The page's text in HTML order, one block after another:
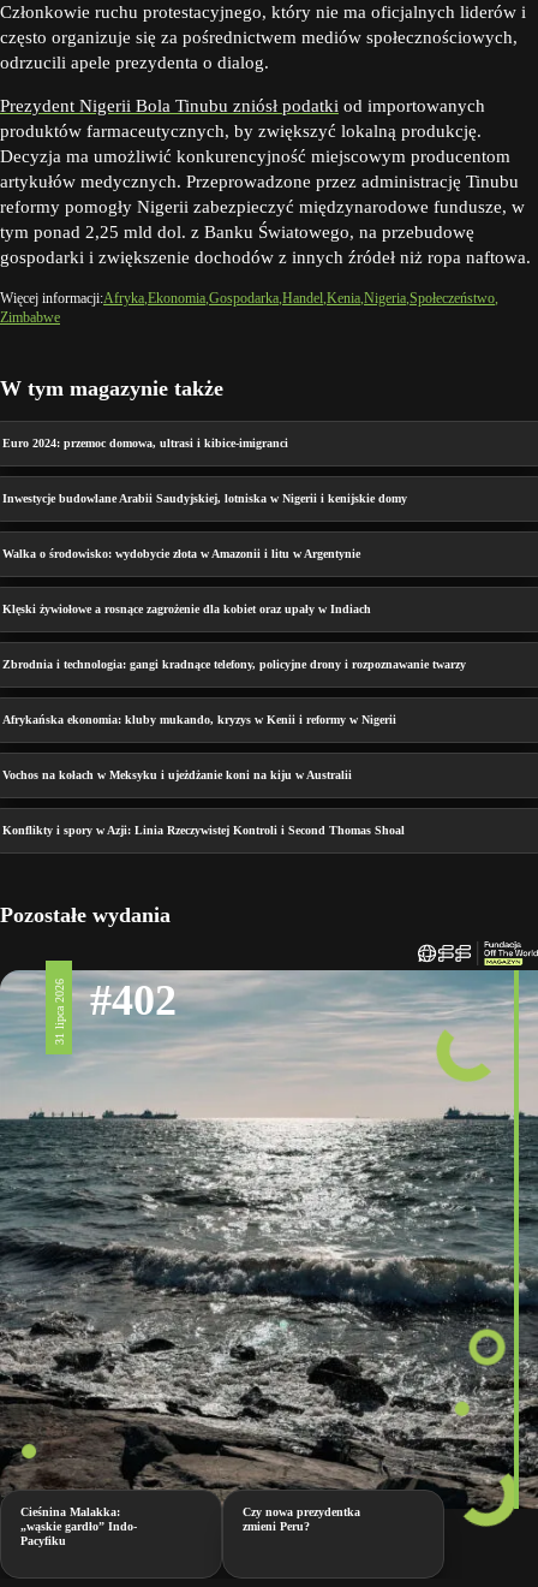
Członkowie ruchu protestacyjnego, który nie ma oficjalnych liderów i
często organizuje się za pośrednictwem mediów społecznościowych,
odrzucili apele prezydenta o dialog.
Prezydent Nigerii Bola Tinubu zniósł podatki od importowanych
produktów farmaceutycznych, by zwiększyć lokalną produkcję.
Decyzja ma umożliwić konkurencyjność miejscowym producentom
artykułów medycznych. Przeprowadzone przez administrację Tinubu
reformy pomogły Nigerii zabezpieczyć międzynarodowe fundusze, w
tym ponad 2,25 mld dol. z Banku Światowego, na przebudowę
gospodarki i zwiększenie dochodów z innych źródeł niż ropa naftowa.
Więcej informacji:Afryka Ekonomia Gospodarka Handel Kenia Nigeria Społeczeństwo
Zimbabwe
W tym magazynie także
Euro 2024: przemoc domowa, ultrasi i kibice-imigranci
Inwestycje budowlane Arabii Saudyjskiej, lotniska w Nigerii i kenijskie domy
Walka o środowisko: wydobycie złota w Amazonii i litu w Argentynie
Klęski żywiołowe a rosnące zagrożenie dla kobiet oraz upały w Indiach
Zbrodnia i technologia: gangi kradnące telefony, policyjne drony i rozpoznawanie twarzy
Afrykańska ekonomia: kluby mukando, kryzys w Kenii i reformy w Nigerii
Vochos na kołach w Meksyku i ujeżdżanie koni na kiju w Australii
Konflikty i spory w Azji: Linia Rzeczywistej Kontroli i Second Thomas Shoal
Pozostałe wydania
31 lipca 2026 #402
Cieśnina Malakka:
„wąskie gardło” Indo-
Pacyfiku
Czy nowa prezydentka
zmieni Peru?